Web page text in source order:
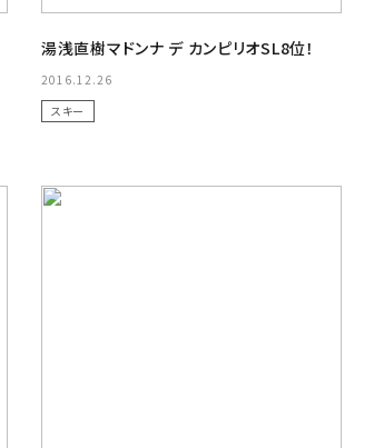
湯浅直樹マドンナ デ カンピリオSL8位！
2016.12.26
スキー